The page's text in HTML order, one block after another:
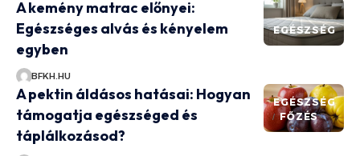
EGÉSZSÉG
A kemény matrac előnyei:
Egészséges alvás és kényelem
egyben
BFKH.HU
EGÉSZSÉG
FŐZÉS
A pektin áldásos hatásai: Hogyan
támogatja egészséged és
táplálkozásod?